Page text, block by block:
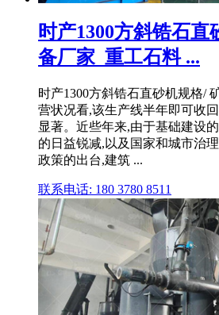
时产1300方斜锆石
备厂家_重工石料 ...
时产1300方斜锆石直砂机规格/
营状况看,该生产线半年即可收
显著。近些年来,由于基础建设
的日益锐减,以及国家和城市治
政策的出台,建筑 ...
联系电话: 180 3780 8511